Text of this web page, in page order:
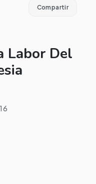
Compartir
Labor Del